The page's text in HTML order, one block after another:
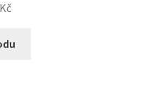
Kč